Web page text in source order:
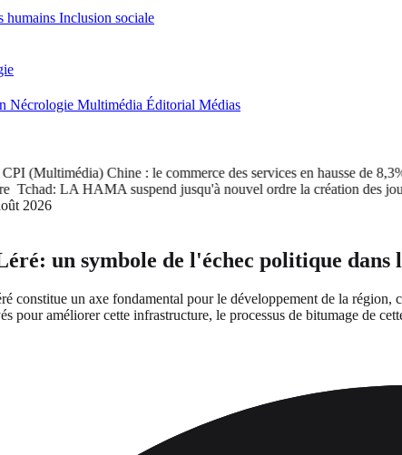
humains Inclusion sociale
Nécrologie Multimédia Éditorial Médias
(Multimédia) Chine : le commerce des services en hausse de 8,3%
LA HAMA suspend jusqu'à nouvel ordre la création des
2026
un symbole de l'échec politique
constitue un axe fondamental pour le développement de la
pour améliorer cette infrastructure, le processus de bitumage de